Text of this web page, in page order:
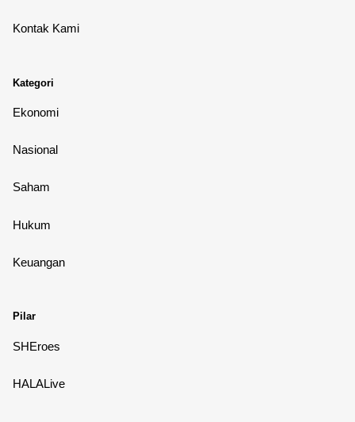
Kontak Kami
Kategori
Ekonomi
Nasional
Saham
Hukum
Keuangan
Pilar
SHEroes
HALALive